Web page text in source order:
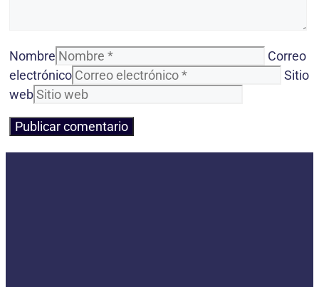
Nombre
Correo
electrónico
Sitio
web